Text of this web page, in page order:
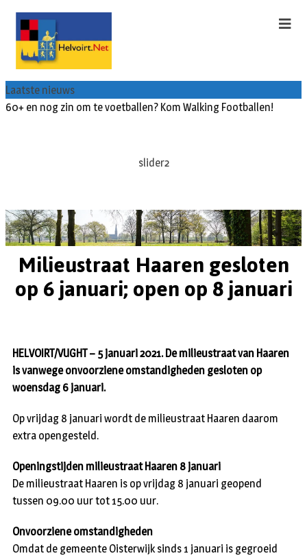
Laatste nieuws
60+ en nog zin om te voetballen? Kom Walking Footballen!
slider2
Milieustraat Haaren gesloten
op 6 januari; open op 8 januari
HELVOIRT/VUGHT – 5 januari 2021. De milieustraat van Haaren
is vanwege onvoorziene omstandigheden gesloten op
woensdag 6 januari.
Op vrijdag 8 januari wordt de milieustraat Haaren daarom
extra opengesteld.
Openingstijden milieustraat Haaren 8 januari
De milieustraat Haaren is op vrijdag 8 januari geopend
tussen 09.00 uur tot 15.00 uur.
Onvoorziene omstandigheden
Omdat de gemeente Oisterwijk sinds 1 januari is gegroeid